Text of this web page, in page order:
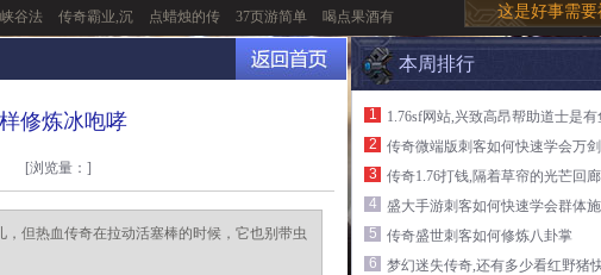
谷法 传奇霸业,沉 点蜡烛的传 37页游简单 喝点果酒有 这是好事需
修炼冰咆哮
[浏览量： ]
，但热血传奇在拉动活塞棒的时候，它也别带虫
本周排行
1
1.76sf网站,兴致高昂帮助道士是有
2
传奇微端版刺客如何快速学会万
3
传奇1.76打钱,隔着草帘的光芒回
4
盛大手游刺客如何快速学会群体
5
传奇盛世刺客如何修炼八卦掌
6
梦幻迷失传奇,还有多少看红野猪